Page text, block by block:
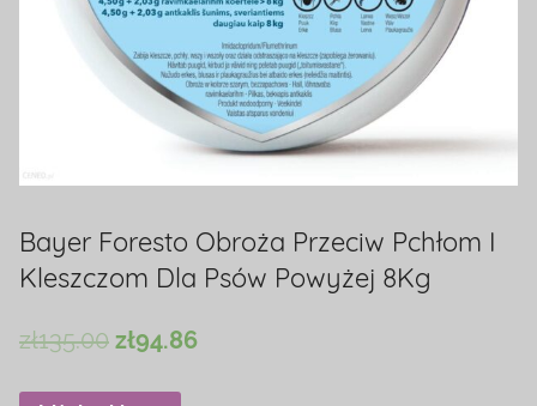
Bayer Foresto Obroża Przeciw Pchłom I
Kleszczom Dla Psów Powyżej 8Kg
zł135.00 zł94.86